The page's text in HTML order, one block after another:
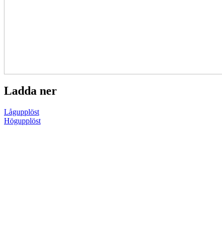
Ladda ner
Lågupplöst
Högupplöst